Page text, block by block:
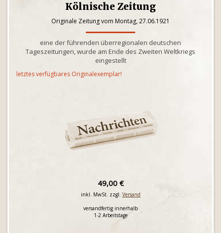
Kölnische Zeitung
Originale Zeitung vom Montag, 27.06.1921
eine der führenden überregionalen deutschen
Tageszeitungen, wurde am Ende des Zweiten Weltkriegs
eingestellt
letztes verfügbares Originalexemplar!
49,00 €
inkl. MwSt. zzgl. Versand
versandfertig innerhalb
1-2 Arbeitstage